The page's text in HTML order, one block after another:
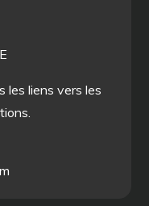
les liens vers les